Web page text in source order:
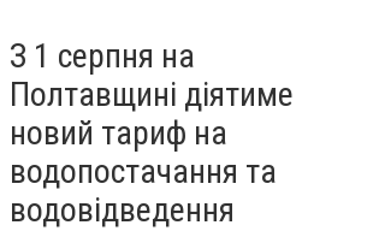
З 1 серпня на
Полтавщині діятиме
новий тариф на
водопостачання та
водовідведення